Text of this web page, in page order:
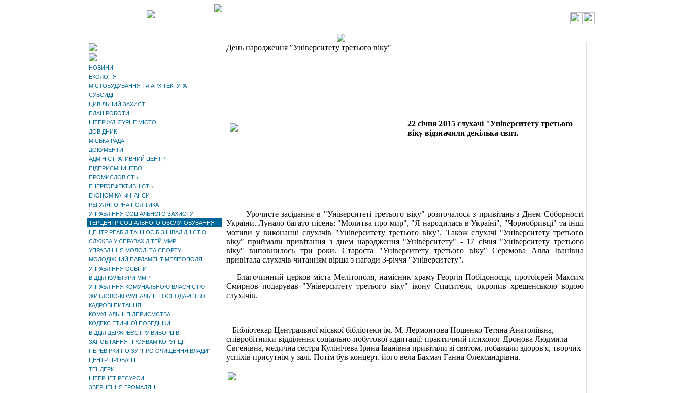
НОВИНИ
ЕКОЛОГІЯ
МІСТОБУДУВАННЯ ТА АРХІТЕКТУРА
СУБСИДІЇ
ЦИВІЛЬНИЙ ЗАХИСТ
ПЛАН РОБОТИ
ІНТЕРКУЛЬТУРНЕ МІСТО
ДОВІДНИК
МІСЬКА РАДА
ДОКУМЕНТИ
АДМІНІСТРАТИВНИЙ ЦЕНТР
ПІДПРИЄМНИЦТВО
ПРОМИСЛОВІСТЬ
ЕНЕРГОЕФЕКТИВНІСТЬ
ЕКОНОМІКА, ФІНАНСИ
РЕГУЛЯТОРНА ПОЛІТИКА
УПРАВЛІННЯ СОЦІАЛЬНОГО ЗАХИСТУ
ТЕРЦЕНТР СОЦІАЛЬНОГО ОБСЛУГОВУВАННЯ
ЦЕНТР РЕАБІЛІТАЦІЇ ОСІБ З ІНВАЛІДНІСТЮ
СЛУЖБА У СПРАВАХ ДІТЕЙ ММР
УПРАВЛІННЯ МОЛОДІ ТА СПОРТУ
МОЛОДІЖНИЙ ПАРЛАМЕНТ МЕЛІТОПОЛЯ
УПРАВЛІННЯ ОСВІТИ
ВІДДІЛ КУЛЬТУРИ ММР
УПРАВЛІННЯ КОМУНАЛЬНОЮ ВЛАСНІСТЮ
ЖИТЛОВО-КОМУНАЛЬНЕ ГОСПОДАРСТВО
КАДРОВІ ПИТАННЯ
КОМУНАЛЬНІ ПІДПРИЄМСТВА
КОДЕКС ЕТИЧНОЇ ПОВЕДІНКИ
ВІДДІЛ ДЕРЖРЕЄСТРУ ВИБОРЦІВ
ЗАПОБІГАННЯ ПРОЯВАМ КОРУПЦІЇ
ПЕРЕВІРКИ ПО ЗУ "ПРО ОЧИЩЕННЯ ВЛАДИ"
ЦЕНТР ПРОБАЦІЇ
ТЕНДЕРИ
ІНТЕРНЕТ РЕСУРСИ
ЗВЕРНЕННЯ ГРОМАДЯН
День народження "Університету третього віку"
22 січня 2015 слухачі "Університету третього
віку відзначили декілька свят.
Урочисте засідання в "Університеті третього віку" розпочалося з привітань з Днем Соборності
України. Лунало багато пісень: "Молитва про мир", "Я народилась в Україні", "Чорнобривці" та інші
мотиви у виконанні слухачів "Університету третього віку". Також слухачі "Університету третього
віку" приймали привітання з днем народження "Університету" - 17 січня "Університету третього
віку" виповнилось три роки. Староста "Університету третього віку" Серемова Алла Іванівна
привітала слухачів читанням вірша з нагоди 3-річчя "Університету".
Благочинний церков міста Мелітополя, намісник храму Георгія Побідоносця, протоієрей Максим
Смирнов подарував "Університету третього віку" ікону Спасителя, окропив хрещенською водою
слухачів.
Бібліотекар Центральної міської бібліотеки ім. М. Лермонтова Нощенко Тетяна Анатоліївна,
співробітники відділення соціально-побутової адаптації: практичний психолог Дронова Людмила
Євгенівна, медична сестра Кулінічева Ірина Іванівна привітали зі святом, побажали здоров'я, творчих
успіхів присутнім у залі. Потім був концерт, його вела Бахмач Ганна Олександрівна.